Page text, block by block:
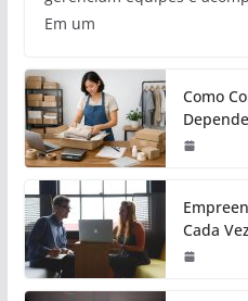
Em um
Como
Cada